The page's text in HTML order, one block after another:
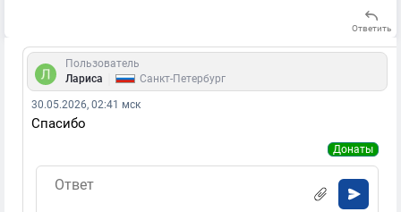
Ответить
Пользователь
Лариса
Санкт-Петербург
30.05.2026, 02:41 мск
Спасибо
Донаты